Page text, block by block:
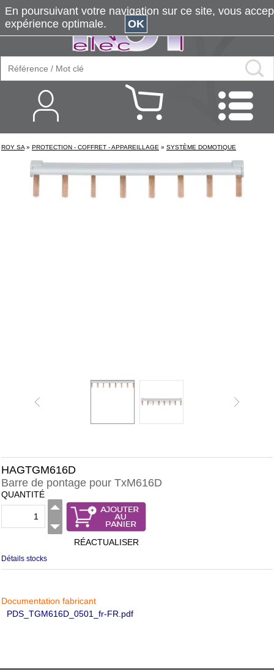
ROY SA » PROTECTION - COFFRET - APPAREILLAGE » SYSTÈME DOMOTIQUE
HAGTGM616D
Barre de pontage pour TxM616D
QUANTITÉ
RÉACTUALISER
Détails stocks
Documentation fabricant
PDS_TGM616D_0501_fr-FR.pdf
En poursuivant votre navigation sur ce site, vous
expérience optimale.
OK